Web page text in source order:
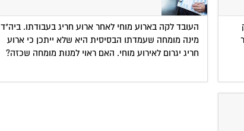
העובד לקה בארוע מוחי לאחר ארוע חריג בעבודתו. ביה"ד
מינה מומחה שעמדתו הבסיסית היא שלא ייתכן כי ארוע
חריג יגרום לאירוע מוחי. האם ראוי למנות מומחה שכזה?